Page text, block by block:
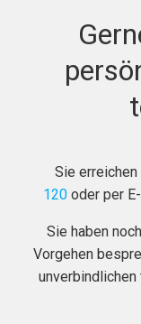
Sie
120 oder per
Sie haben
Vorgehen